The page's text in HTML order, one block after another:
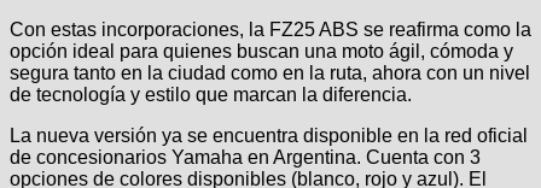
Con estas incorporaciones, la FZ25 ABS se reafirma como la
opción ideal para quienes buscan una moto ágil, cómoda y
segura tanto en la ciudad como en la ruta, ahora con un nivel
de tecnología y estilo que marcan la diferencia.
La nueva versión ya se encuentra disponible en la red oficial
de concesionarios Yamaha en Argentina. Cuenta con 3
opciones de colores disponibles (blanco, rojo y azul). El